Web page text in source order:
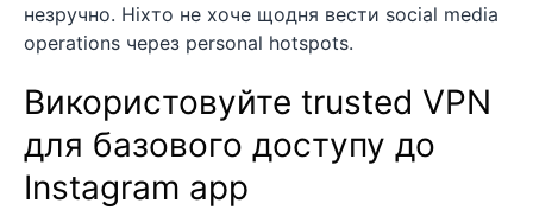
незручно. Ніхто не хоче щодня вести social media
operations через personal hotspots.
Використовуйте trusted VPN
для базового доступу до
Instagram app